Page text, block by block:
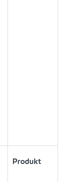
Produkt